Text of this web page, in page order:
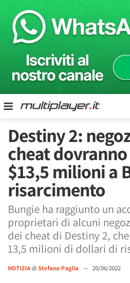
Destiny 2:
cheat
$13,5 milioni a
risarcimento
Bungie ha raggiunto un
proprietari di alcuni
dei cheat di Destiny 2,
13,5 milioni di dollari di
NOTIZIAdi Stefano Paglia — 20/06/2022